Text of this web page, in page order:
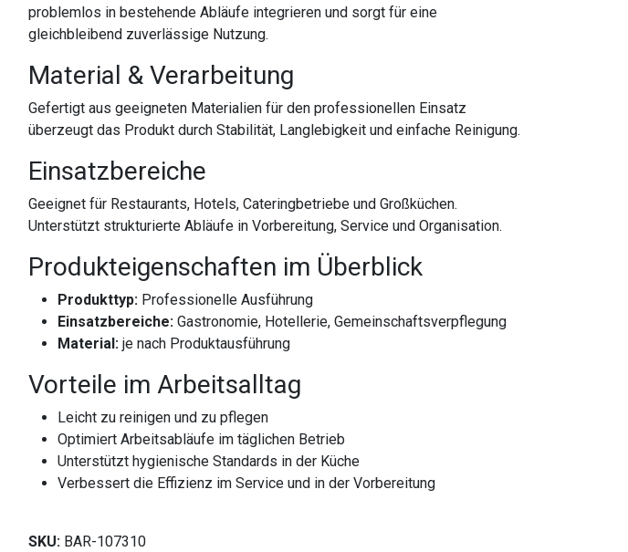
problemlos in bestehende Abläufe integrieren und sorgt für eine
gleichbleibend zuverlässige Nutzung.
Material & Verarbeitung
Gefertigt aus geeigneten Materialien für den professionellen Einsatz
überzeugt das Produkt durch Stabilität, Langlebigkeit und einfache Reinigung.
Einsatzbereiche
Geeignet für Restaurants, Hotels, Cateringbetriebe und Großküchen.
Unterstützt strukturierte Abläufe in Vorbereitung, Service und Organisation.
Produkteigenschaften im Überblick
Produkttyp: Professionelle Ausführung
Einsatzbereiche: Gastronomie, Hotellerie, Gemeinschaftsverpflegung
Material: je nach Produktausführung
Vorteile im Arbeitsalltag
Leicht zu reinigen und zu pflegen
Optimiert Arbeitsabläufe im täglichen Betrieb
Unterstützt hygienische Standards in der Küche
Verbessert die Effizienz im Service und in der Vorbereitung
SKU: BAR-107310